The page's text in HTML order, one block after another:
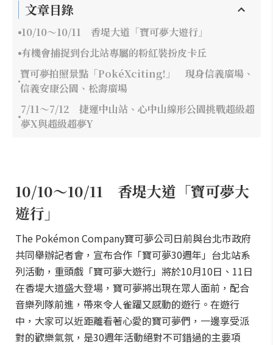
文章目錄
10/10～10/11 香堤大道「寶可夢大遊行」
有機會捕捉到台北站專屬的粉紅裝扮皮卡丘
寶可夢拍照景點「PokéXciting!」 現身信義廣場、
信義安康公園、松壽廣場
7/11～7/12 捷運中山站、心中山線形公園挑戰超級超
夢X與超級超夢Y
10/10～10/11 香堤大道「寶可夢大
遊行」
The Pokémon Company寶可夢公司日前與台北市政府
共同舉辦記者會，宣布合作「寶可夢30週年」台北站系
列活動，重頭戲「寶可夢大遊行」將於10月10日、11日
在香堤大道盛大登場，寶可夢將出現在眾人面前，配合
音樂列隊前進，帶來令人雀躍又感動的遊行。在遊行
中，大家可以近距離看著心愛的寶可夢們，一邊享受派
對的歡樂氣氛，是30週年活動絕對不可錯過的主要項